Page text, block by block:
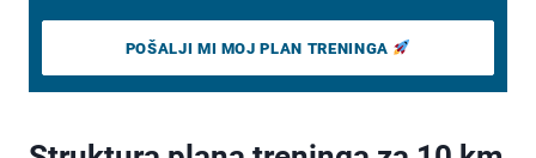
POŠALJI MI MOJ PLAN TRENINGA